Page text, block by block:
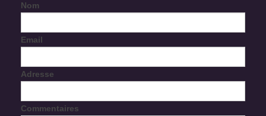
Nom
Email
Adresse
Commentaires